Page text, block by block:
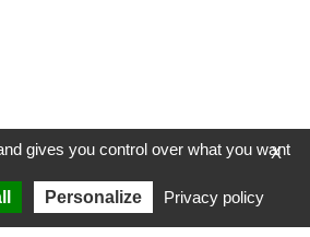
X
gives you control over what you want
Personalize Privacy policy